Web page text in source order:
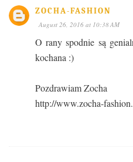
ZOCHA-FASHION
August 26, 2016 at 10:38 AM
O rany spodnie są
kochana :)
Pozdrawiam Zocha
http://www.zocha-